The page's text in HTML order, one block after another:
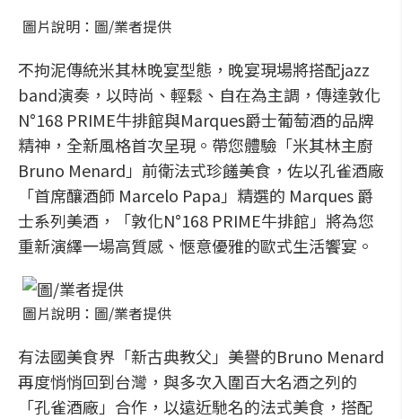
圖片說明：圖/業者提供
不拘泥傳統米其林晚宴型態，晚宴現場將搭配jazz
band演奏，以時尚、輕鬆、自在為主調，傳達敦化
N°168 PRIME牛排館與Marques爵士葡萄酒的品牌
精神，全新風格首次呈現。帶您體驗「米其林主廚
Bruno Menard」前衛法式珍饈美食，佐以孔雀酒廠
「首席釀酒師 Marcelo Papa」精選的 Marques 爵
士系列美酒，「敦化N°168 PRIME牛排館」將為您
重新演繹一場高質感、愜意優雅的歐式生活饗宴。
圖片說明：圖/業者提供
有法國美食界「新古典教父」美譽的Bruno Menard
再度悄悄回到台灣，與多次入圍百大名酒之列的
「孔雀酒廠」合作，以遠近馳名的法式美食，搭配